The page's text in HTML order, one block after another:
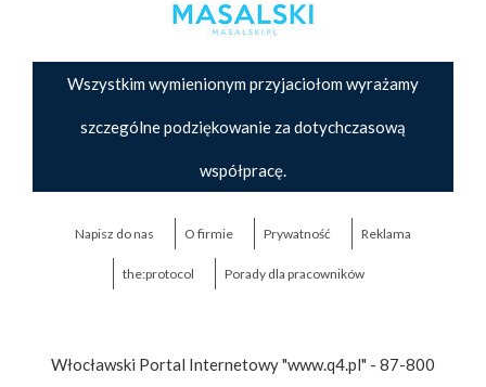
Wszystkim wymienionym przyjaciołom wyrażamy
szczególne podziękowanie za dotychczasową
współpracę.
Napisz do nas O firmie Prywatność Reklama
the:protocol Porady dla pracowników
Włocławski Portal Internetowy "www.q4.pl" - 87-800